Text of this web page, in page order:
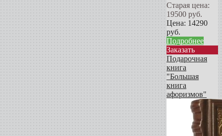
Старая цена:
19500 руб.
Цена: 14290
руб.
Подробнее
Заказать
Подарочная
книга
"Большая
книга
афоризмов"